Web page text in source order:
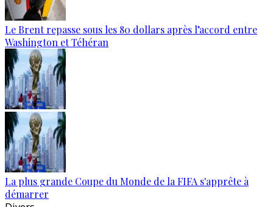
Le Brent repasse sous les 80 dollars après l’accord entre
Washington et Téhéran
La plus grande Coupe du Monde de la FIFA s'apprête à
démarrer